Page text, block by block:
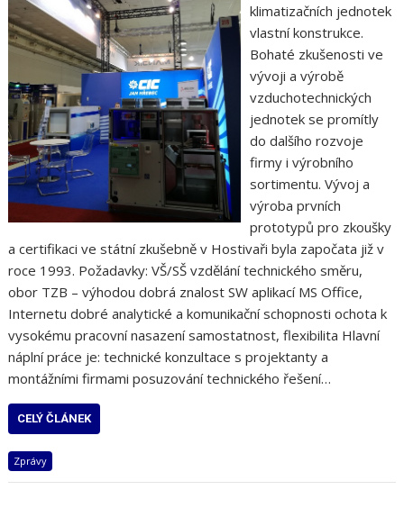
klimatizačních jednotek
vlastní konstrukce.
Bohaté zkušenosti ve
vývoji a výrobě
vzduchotechnických
jednotek se promítly
do dalšího rozvoje
firmy i výrobního
sortimentu. Vývoj a
výroba prvních
prototypů pro zkoušky
a certifikaci ve státní zkušebně v Hostivaři byla započata již v
roce 1993. Požadavky: VŠ/SŠ vzdělání technického směru,
obor TZB – výhodou dobrá znalost SW aplikací MS Office,
Internetu dobré analytické a komunikační schopnosti ochota k
vysokému pracovní nasazení samostatnost, flexibilita Hlavní
náplní práce je: technické konzultace s projektanty a
montážními firmami posuzování technického řešení…
CELÝ ČLÁNEK
Zprávy